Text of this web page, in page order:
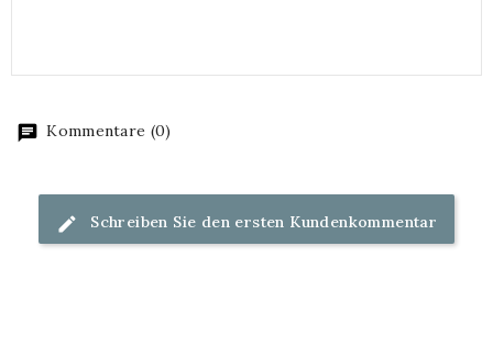
Kommentare (0)
Schreiben Sie den ersten Kundenkommentar